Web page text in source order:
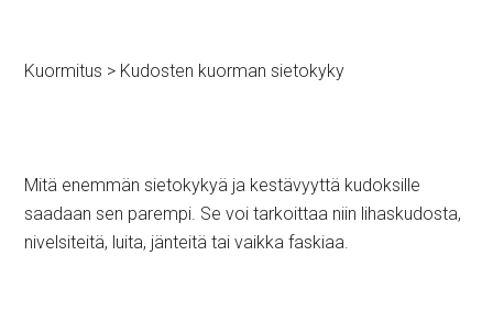
Kuormitus > Kudosten kuorman sietokyky
Mitä enemmän sietokykyä ja kestävyyttä kudoksille
saadaan sen parempi. Se voi tarkoittaa niin lihaskudosta,
nivelsiteitä, luita, jänteitä tai vaikka faskiaa.